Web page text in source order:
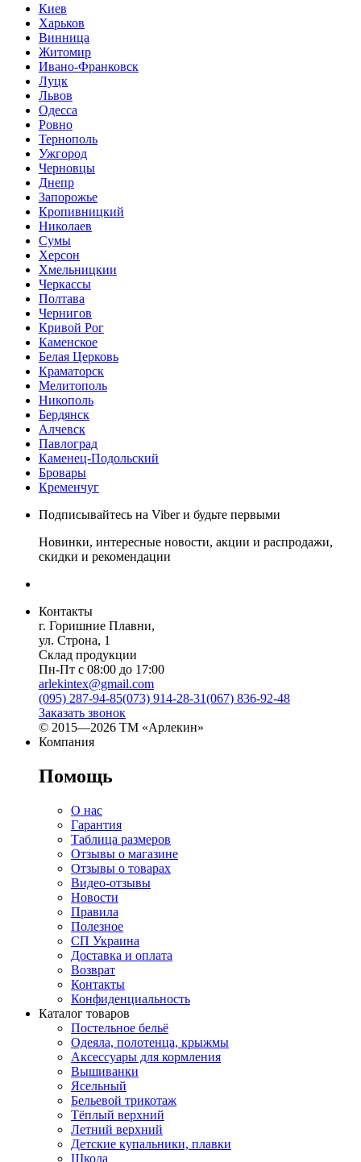
Киев
Харьков
Винница
Житомир
Ивано-Франковск
Луцк
Львов
Одесса
Ровно
Тернополь
Ужгород
Черновцы
Днепр
Запорожье
Кропивницкий
Николаев
Сумы
Херсон
Хмельницкии
Черкассы
Полтава
Чернигов
Кривой Рог
Каменское
Белая Церковь
Краматорск
Мелитополь
Никополь
Бердянск
Алчевск
Павлоград
Каменец-Подольский
Бровары
Кременчуг
Подписывайтесь на Viber и будьте первыми
Новинки, интересные новости, акции и распродажи,
скидки и рекомендации
Контакты
г. Горишние Плавни,
ул. Строна, 1
Склад продукции
Пн-Пт с 08:00 до 17:00
arlekintex@gmail.com
(095) 287-94-85(073) 914-28-31(067) 836-92-48
Заказать звонок
© 2015—2026 ТМ «Арлекин»
Компания
Помощь
О нас
Гарантия
Таблица размеров
Отзывы о магазине
Отзывы о товарах
Видео-отзывы
Новости
Правила
Полезное
СП Украина
Доставка и оплата
Возврат
Контакты
Конфиденциальность
Каталог товаров
Постельное бельё
Одеяла, полотенца, крыжмы
Аксессуары для кормления
Вышиванки
Ясельный
Бельевой трикотаж
Тёплый верхний
Летний верхний
Детские купальники, плавки
Школа